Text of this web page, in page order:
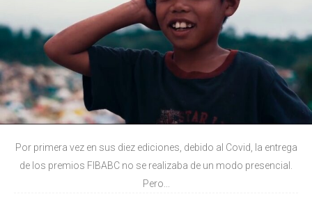
Por primera vez en sus diez ediciones, debido al Covid, la entrega
de los premios FIBABC no se realizaba de un modo presencial.
Pero...